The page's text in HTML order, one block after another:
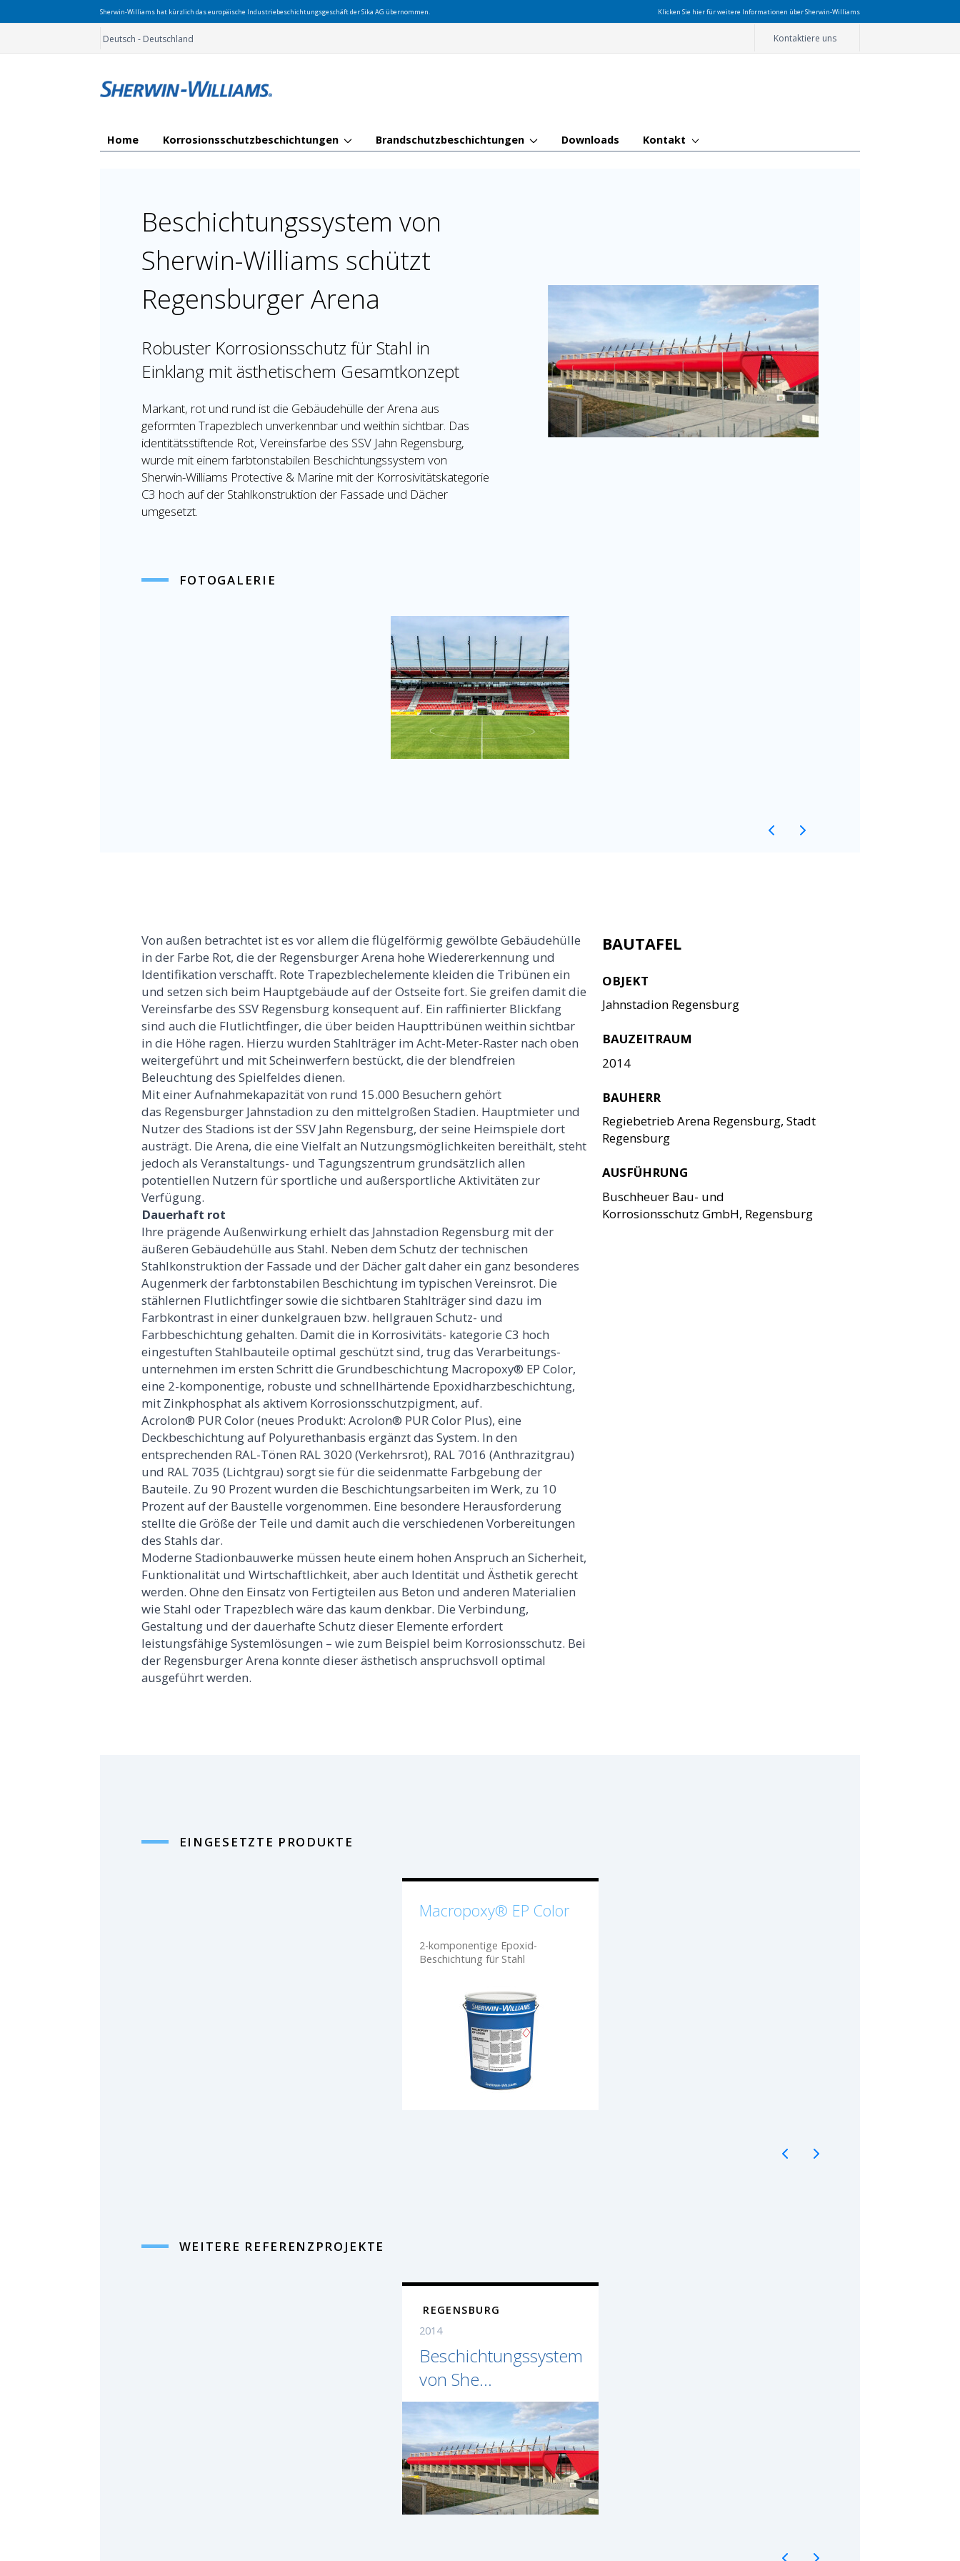
Sherwin-Williams hat kürzlich das europäische Industriebeschichtungsgeschäft der Sika AG übernommen. Klicken Sie hier für weitere Informationen über Sherwin-Williams
Deutsch - Deutschland Kontaktiere uns
Home Korrosionsschutzbeschichtungen Brandschutzbeschichtungen Downloads Kontakt
Beschichtungssystem von
Sherwin-Williams schützt
Regensburger Arena
Robuster Korrosionsschutz für Stahl in
Einklang mit ästhetischem Gesamtkonzept
Markant, rot und rund ist die Gebäudehülle der Arena aus
geformten Trapezblech unverkennbar und weithin sichtbar. Das
identitätsstiftende Rot, Vereinsfarbe des SSV Jahn Regensburg,
wurde mit einem farbtonstabilen Beschichtungssystem von
Sherwin-Williams Protective & Marine mit der Korrosivitätskategorie
C3 hoch auf der Stahlkonstruktion der Fassade und Dächer
umgesetzt.
FOTOGALERIE
Von außen betrachtet ist es vor allem die flügelförmig gewölbte Gebäudehülle
in der Farbe Rot, die der Regensburger Arena hohe Wiedererkennung und
Identifikation verschafft. Rote Trapezblechelemente kleiden die Tribünen ein
und setzen sich beim Hauptgebäude auf der Ostseite fort. Sie greifen damit die
Vereinsfarbe des SSV Regensburg konsequent auf. Ein raffinierter Blickfang
sind auch die Flutlichtfinger, die über beiden Haupttribünen weithin sichtbar
in die Höhe ragen. Hierzu wurden Stahlträger im Acht-Meter-Raster nach oben
weitergeführt und mit Scheinwerfern bestückt, die der blendfreien
Beleuchtung des Spielfeldes dienen.
Mit einer Aufnahmekapazität von rund 15.000 Besuchern gehört
das Regensburger Jahnstadion zu den mittelgroßen Stadien. Hauptmieter und
Nutzer des Stadions ist der SSV Jahn Regensburg, der seine Heimspiele dort
austrägt. Die Arena, die eine Vielfalt an Nutzungsmöglichkeiten bereithält, steht
jedoch als Veranstaltungs- und Tagungszentrum grundsätzlich allen
potentiellen Nutzern für sportliche und außersportliche Aktivitäten zur
Verfügung.
Dauerhaft rot
Ihre prägende Außenwirkung erhielt das Jahnstadion Regensburg mit der
äußeren Gebäudehülle aus Stahl. Neben dem Schutz der technischen
Stahlkonstruktion der Fassade und der Dächer galt daher ein ganz besonderes
Augenmerk der farbtonstabilen Beschichtung im typischen Vereinsrot. Die
stählernen Flutlichtfinger sowie die sichtbaren Stahlträger sind dazu im
Farbkontrast in einer dunkelgrauen bzw. hellgrauen Schutz- und
Farbbeschichtung gehalten. Damit die in Korrosivitäts- kategorie C3 hoch
eingestuften Stahlbauteile optimal geschützt sind, trug das Verarbeitungs-
unternehmen im ersten Schritt die Grundbeschichtung Macropoxy® EP Color,
eine 2-komponentige, robuste und schnellhärtende Epoxidharzbeschichtung,
mit Zinkphosphat als aktivem Korrosionsschutzpigment, auf.
Acrolon® PUR Color (neues Produkt: Acrolon® PUR Color Plus), eine
Deckbeschichtung auf Polyurethanbasis ergänzt das System. In den
entsprechenden RAL-Tönen RAL 3020 (Verkehrsrot), RAL 7016 (Anthrazitgrau)
und RAL 7035 (Lichtgrau) sorgt sie für die seidenmatte Farbgebung der
Bauteile. Zu 90 Prozent wurden die Beschichtungsarbeiten im Werk, zu 10
Prozent auf der Baustelle vorgenommen. Eine besondere Herausforderung
stellte die Größe der Teile und damit auch die verschiedenen Vorbereitungen
des Stahls dar.
Moderne Stadionbauwerke müssen heute einem hohen Anspruch an Sicherheit,
Funktionalität und Wirtschaftlichkeit, aber auch Identität und Ästhetik gerecht
werden. Ohne den Einsatz von Fertigteilen aus Beton und anderen Materialien
wie Stahl oder Trapezblech wäre das kaum denkbar. Die Verbindung,
Gestaltung und der dauerhafte Schutz dieser Elemente erfordert
leistungsfähige Systemlösungen – wie zum Beispiel beim Korrosionsschutz. Bei
der Regensburger Arena konnte dieser ästhetisch anspruchsvoll optimal
ausgeführt werden.
BAUTAFEL
OBJEKT
Jahnstadion Regensburg
BAUZEITRAUM
2014
BAUHERR
Regiebetrieb Arena Regensburg, Stadt
Regensburg
AUSFÜHRUNG
Buschheuer Bau- und
Korrosionsschutz GmbH, Regensburg
EINGESETZTE PRODUKTE
Macropoxy® EP Color
2-komponentige Epoxid-
Beschichtung für Stahl
WEITERE REFERENZPROJEKTE
REGENSBURG
2014
Beschichtungssystem
von She...